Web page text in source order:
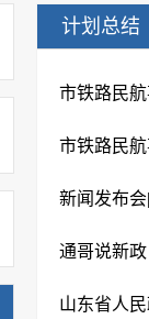
计划总结
市铁路民
市铁路民